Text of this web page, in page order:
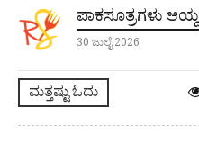
ಪಾಕಸೂತ್ರಗಳು ಆಯ್ದ
30 ಜುಲೈ 2026
ಮತ್ತಷ್ಟು ಓದು